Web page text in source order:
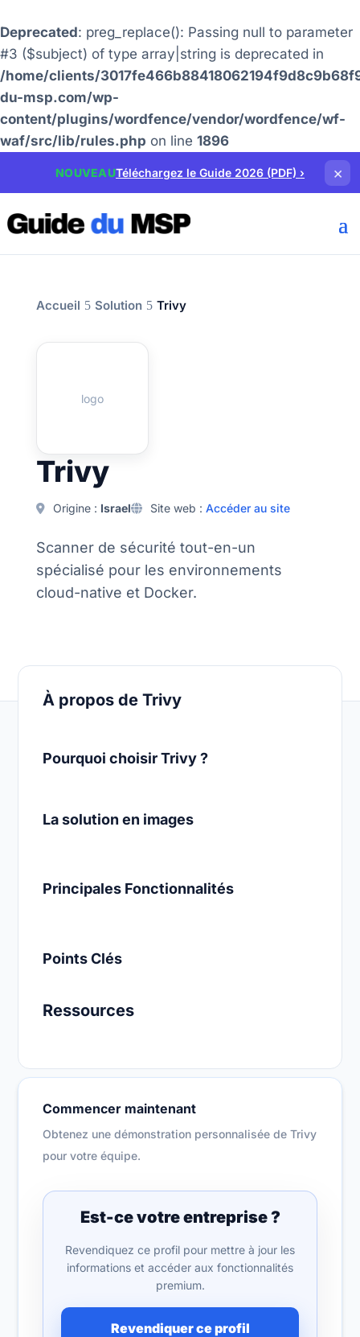
Deprecated: preg_replace(): Passing null to parameter
#3 ($subject) of type array|string is deprecated in
/home/clients/
du-msp.com/wp-
content/plugins/wordfence/vendor/wordfence/wf-
waf/src/lib/rules.php on line 1896
NOUVEAUTéléchargez le Guide 2026 (PDF)› ×
Accueil Solution Trivy
logo
Trivy
Origine : Israel Site web : Accéder au site
Scanner de sécurité tout-en-un
spécialisé pour les environnements
cloud-native et Docker.
À propos de Trivy
Pourquoi choisir Trivy ?
La solution en images
Principales Fonctionnalités
Points Clés
Ressources
Commencer maintenant
Obtenez une démonstration personnalisée de Trivy
pour votre équipe.
Est-ce votre entreprise ?
Revendiquez ce profil pour mettre à jour les
informations et accéder aux fonctionnalités
premium.
Revendiquer ce profil